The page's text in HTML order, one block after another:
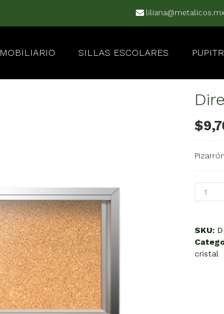
liliana@metalicos.mx
MOBILIARIO SILLAS ESCOLARES
$
SKU:
cristal